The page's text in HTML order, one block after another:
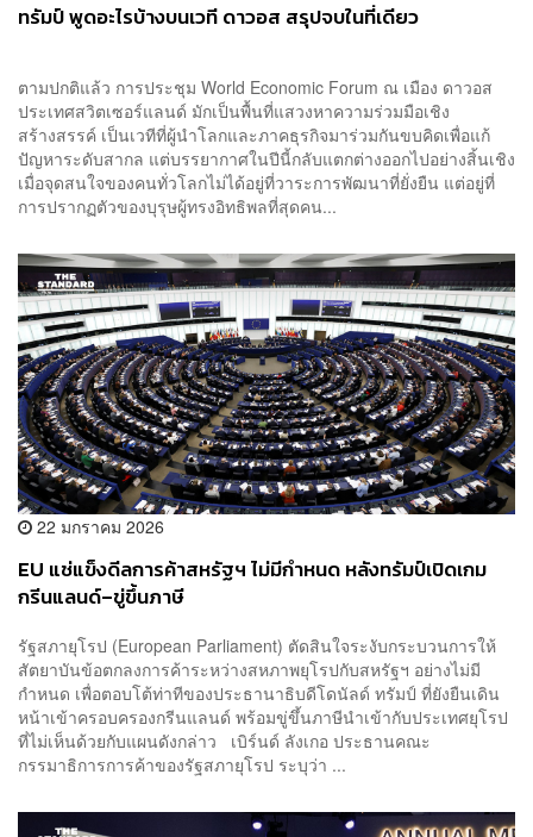
ทรัมป์ พูดอะไรบ้างบนเวที ดาวอส สรุปจบในที่เดียว
ตามปกติแล้ว การประชุม World Economic Forum ณ เมือง ดาวอส
ประเทศสวิตเซอร์แลนด์ มักเป็นพื้นที่แสวงหาความร่วมมือเชิง
สร้างสรรค์ เป็นเวทีที่ผู้นำโลกและภาคธุรกิจมาร่วมกันขบคิดเพื่อแก้
ปัญหาระดับสากล แต่บรรยากาศในปีนี้กลับแตกต่างออกไปอย่างสิ้นเชิง
เมื่อจุดสนใจของคนทั่วโลกไม่ได้อยู่ที่วาระการพัฒนาที่ยั่งยืน แต่อยู่ที่
การปรากฏตัวของบุรุษผู้ทรงอิทธิพลที่สุดคน...
22 มกราคม 2026
EU แช่แข็งดีลการค้าสหรัฐฯ ไม่มีกำหนด หลังทรัมป์เปิดเกม
กรีนแลนด์–ขู่ขึ้นภาษี
รัฐสภายุโรป (European Parliament) ตัดสินใจระงับกระบวนการให้
สัตยาบันข้อตกลงการค้าระหว่างสหภาพยุโรปกับสหรัฐฯ อย่างไม่มี
กำหนด เพื่อตอบโต้ท่าทีของประธานาธิบดีโดนัลด์ ทรัมป์ ที่ยังยืนเดิน
หน้าเข้าครอบครองกรีนแลนด์ พร้อมขู่ขึ้นภาษีนำเข้ากับประเทศยุโรป
ที่ไม่เห็นด้วยกับแผนดังกล่าว เบิร์นด์ ลังเกอ ประธานคณะ
กรรมาธิการการค้าของรัฐสภายุโรป ระบุว่า ...